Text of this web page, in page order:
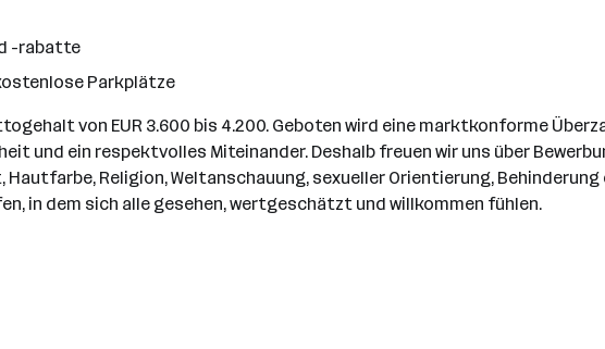
-rabatte
Parkplätze
von EUR 3.600 bis 4.200. Geboten wird eine marktkonforme
und ein respektvolles Miteinander. Deshalb freuen wir uns über
Religion, Weltanschauung, sexueller Orientierung,
in dem sich alle gesehen, wertgeschätzt und willkommen fühlen.